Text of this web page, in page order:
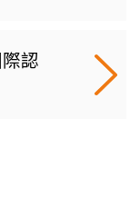
認